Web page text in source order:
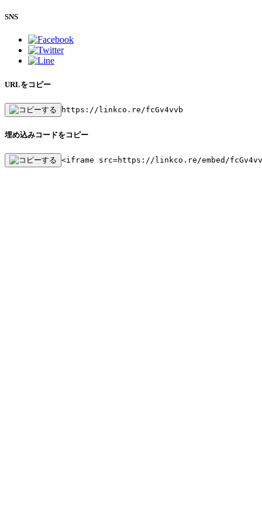
SNS
URLをコピー
https://linkco.re/fcGv4vvb
埋め込みコードをコピー
<iframe src=https://linkco.re/embed/